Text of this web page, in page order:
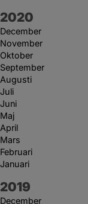
År:
2020
December
November
Oktober
September
Augusti
Juli
Juni
Maj
April
Mars
Februari
Januari
År:
2019
December